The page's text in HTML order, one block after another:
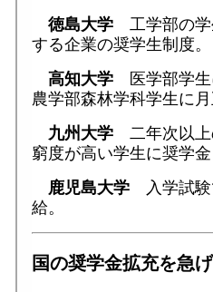
徳島大学 工学部の学
する企業の奨学生制度。
高知大学 医学部学生
農学部森林学科学生に
九州大学 二年次以上
窮度が高い学生に奨学
鹿児島大学 入学試験
給。
国の奨学金拡充を急げ